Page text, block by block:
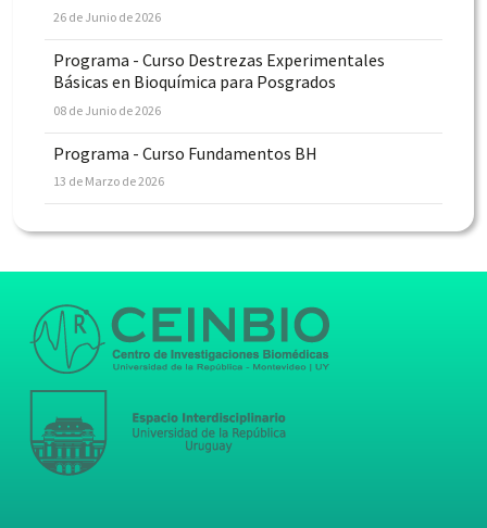
26 de Junio de 2026
Programa - Curso Destrezas Experimentales
Básicas en Bioquímica para Posgrados
08 de Junio de 2026
Programa - Curso Fundamentos BH
13 de Marzo de 2026